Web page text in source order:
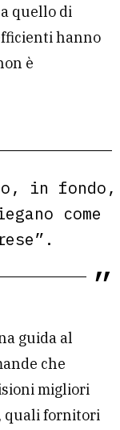
quello di
hanno
è
in fondo,
come
”.
guida al
che
migliori
quali fornitori